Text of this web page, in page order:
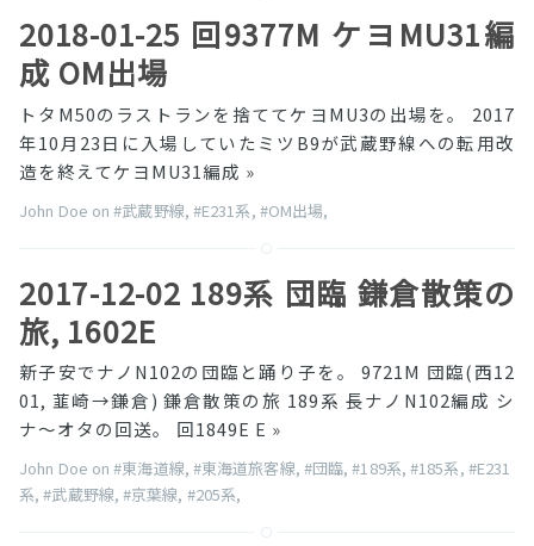
2018-01-25 回9377M ケヨMU31編
成 OM出場
トタM50のラストランを捨ててケヨMU3の出場を。 2017
年10月23日に入場していたミツB9が武蔵野線への転用改
造を終えてケヨMU31編成 »
John Doe on#武蔵野線, #E231系, #OM出場,
2017-12-02 189系 団臨 鎌倉散策の
旅, 1602E
新子安でナノN102の団臨と踊り子を。 9721M 団臨(西12
01, 韮崎→鎌倉) 鎌倉散策の旅 189系 長ナノN102編成 シ
ナ〜オタの回送。 回1849E E »
John Doe on#東海道線, #東海道旅客線, #団臨,#189系,#185系, #E231
系,#武蔵野線,#京葉線, #205系,